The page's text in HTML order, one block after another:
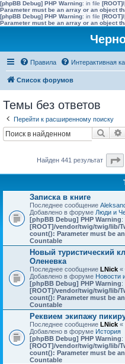
[phpBB Debug] PHP Warning: in file
Parameter must be an array or an object
[phpBB Debug] PHP Warning: in file
Parameter must be an array or an object
Правила Интерактивная
Список форумов
Темы без ответов
Перейти к расширенному поиску
Поиск
Найден 441 результат
Записка в книге
Последнее сообщение
Добавлено в форуме Люди и
[phpBB Debug] PHP Warning:
[ROOT]/vendor/twig/twig/lib/
count(): Parameter must be
Countable
Новый туристический
Оленевка
Последнее сообщение LNick «
Добавлено в форуме Новости
[phpBB Debug] PHP Warning:
[ROOT]/vendor/twig/twig/lib/
count(): Parameter must be
Countable
Реквием экипажу
Последнее сообщение LNick «
Добавлено в форуме История
[phpBB Debug] PHP Warning:
[ROOT]/vendor/twig/twig/lib/
count(): Parameter must be
Countable